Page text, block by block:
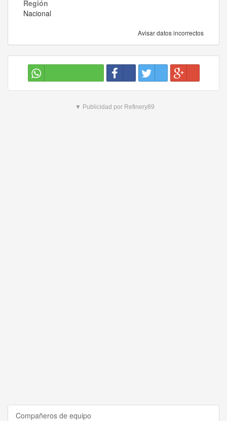
Región
Nacional
Avisar datos incorrectos
▼ Publicidad por Refinery89
Compañeros de equipo